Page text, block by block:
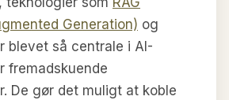
Generation) og
blevet så centrale i AI-
fremadskuende
De gør det muligt at koble